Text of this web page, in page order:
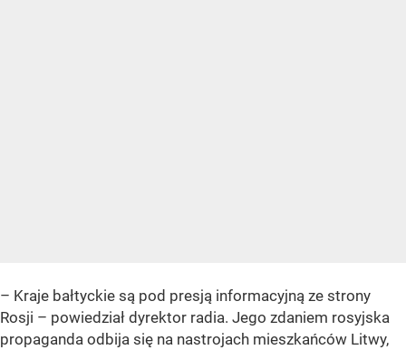
– Kraje bałtyckie są pod presją informacyjną ze strony
Rosji – powiedział dyrektor radia. Jego zdaniem rosyjska
propaganda odbija się na nastrojach mieszkańców Litwy,